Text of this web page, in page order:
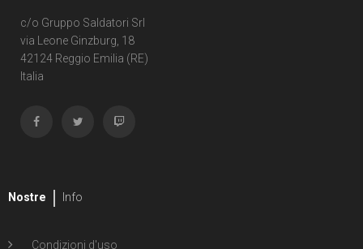
c/o Gruppo Saldatori Srl
via Leone Ginzburg, 18
42124 Reggio Emilia (RE)
Italia
Nostre Info
Condizioni d'uso